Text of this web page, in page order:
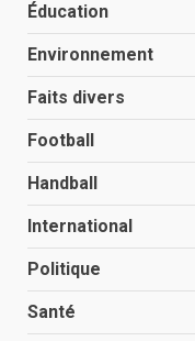
Éducation
Environnement
Faits divers
Football
Handball
International
Politique
Santé